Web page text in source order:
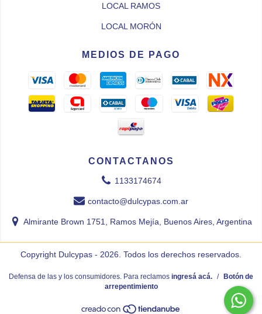
LOCAL RAMOS
LOCAL MORÓN
MEDIOS DE PAGO
CONTACTANOS
1133174674
contacto@dulcypas.com.ar
Almirante Brown 1751, Ramos Mejía, Buenos Aires, Argentina
Copyright Dulcypas - 2026. Todos los derechos reservados.
Defensa de las y los consumidores. Para reclamos ingresá acá. / Botón de
arrepentimiento